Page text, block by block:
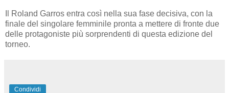
Il Roland Garros entra così nella sua fase decisiva, con la
finale del singolare femminile pronta a mettere di fronte due
delle protagoniste più sorprendenti di questa edizione del
torneo.
Condividi